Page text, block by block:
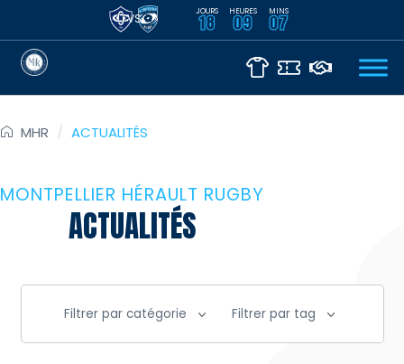
VS JOURS
18 HEURES
09 MINS
07
MHR / ACTUALITÉS
MONTPELLIER HÉRAULT RUGBY
ACTUALITÉS
Filtrer par catégorie Filtrer par tag